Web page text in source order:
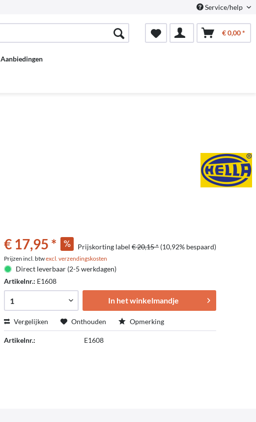
Service/help
€ 0,00 *
Aanbiedingen
€ 17,95 * Prijskorting label€ 20,15 * (10,92% bespaard)
Prijzen incl. btwexcl. verzendingskosten
Direct leverbaar (2-5 werkdagen)
Artikelnr.: E1608
In het winkelmandje
Vergelijken Onthouden Opmerking
Artikelnr.: E1608